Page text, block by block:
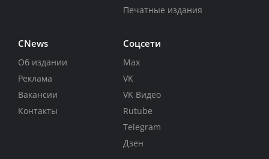
Печатные издания
CNews
Об издании
Реклама
Вакансии
Контакты
Соцсети
Max
VK
VK Видео
Rutube
Telegram
Дзен